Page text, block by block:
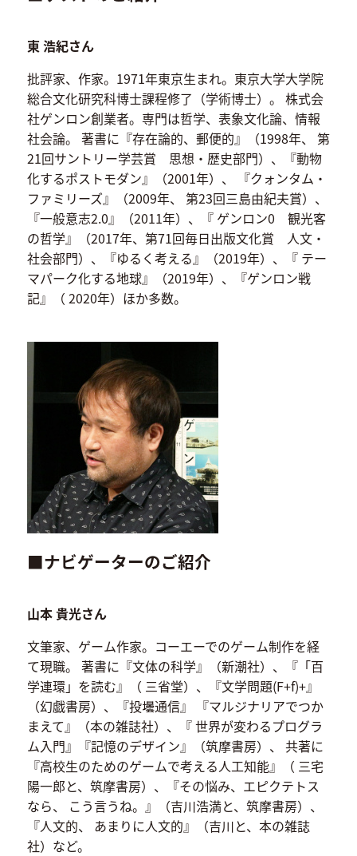
東 浩紀さん
批評家、作家。1971年東京生まれ。東京大学大学院
総合文化研究科博士課程修了（学術博士）。 株式会
社ゲンロン創業者。専門は哲学、表象文化論、情報
社会論。 著書に『存在論的、郵便的』（1998年、 第
21回サントリー学芸賞 思想・歴史部門）、『動物
化するポストモダン』（2001年）、 『クォンタム・
ファミリーズ』（2009年、 第23回三島由紀夫賞）、
『一般意志2.0』（2011年）、『 ゲンロン0 観光客
の哲学』（2017年、第71回毎日出版文化賞 人文・
社会部門）、『ゆるく考える』（2019年）、『 テー
マパーク化する地球』（2019年）、『ゲンロン戦
記』（ 2020年）ほか多数。
■ナビゲーターのご紹介
山本 貴光さん
文筆家、ゲーム作家。コーエーでのゲーム制作を経
て現職。 著書に『文体の科学』（新潮社）、『「百
学連環」を読む』（ 三省堂）、『文学問題(F+f)+』
（幻戯書房）、『投壜通信』 『マルジナリアでつか
まえて』（本の雑誌社）、『 世界が変わるプログラ
ム入門』『記憶のデザイン』（筑摩書房）、 共著に
『高校生のためのゲームで考える人工知能』（ 三宅
陽一郎と、筑摩書房）、『その悩み、エピクテトス
なら、 こう言うね。』（吉川浩満と、筑摩書房）、
『人文的、 あまりに人文的』（吉川と、本の雑誌
社）など。